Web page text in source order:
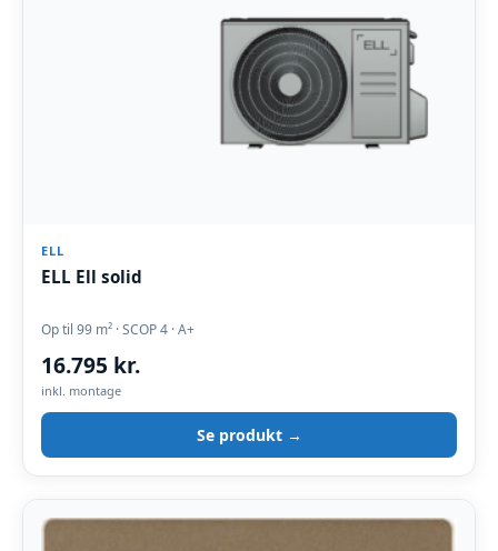
ELL
ELL Ell solid
Op til 99 m² · SCOP 4 · A+
16.795 kr.
inkl. montage
Se produkt →